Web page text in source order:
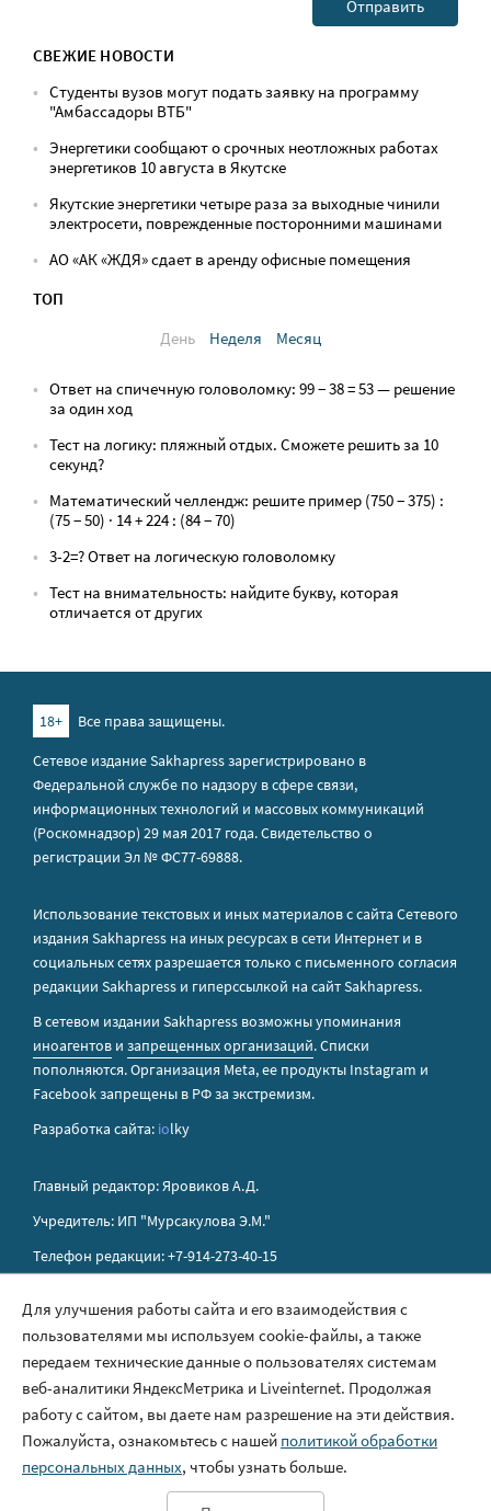
СВЕЖИЕ НОВОСТИ
Студенты вузов могут подать заявку на программу
"Амбассадоры ВТБ"
Энергетики сообщают о срочных неотложных работах
энергетиков 10 августа в Якутске
Якутские энергетики четыре раза за выходные чинили
электросети, поврежденные посторонними машинами
АО «АК «ЖДЯ» сдает в аренду офисные помещения
ТОП
День
Неделя Месяц
Ответ на спичечную головоломку: 99 − 38 = 53 — решение
за один ход
Тест на логику: пляжный отдых. Сможете решить за 10
секунд?
Математический челлендж: решите пример (750 − 375) :
(75 − 50) · 14 + 224 : (84 − 70)
3-2=? Ответ на логическую головоломку
Тест на внимательность: найдите букву, которая
отличается от других
18+
Все права защищены.
Сетевое издание Sakhapress зарегистрировано в
Федеральной службе по надзору в сфере связи,
информационных технологий и массовых коммуникаций
(Роскомнадзор) 29 мая 2017 года. Свидетельство о
регистрации Эл № ФС77-69888.
Использование текстовых и иных материалов с сайта Сетевого
издания Sakhapress на иных ресурсах в сети Интернет и в
социальных сетях разрешается только с письменного согласия
редакции Sakhapress и гиперссылкой на сайт Sakhapress.
В сетевом издании Sakhapress возможны упоминания
иноагентов и запрещенных организаций. Списки
пополняются. Организация Metа, ее продукты Instagram и
Facebook запрещены в РФ за экстремизм.
Разработка сайта: iolky
Главный редактор: Яровиков А.Д.
Учредитель: ИП "Мурсакулова Э.М."
Телефон редакции: +7-914-273-40-15
Политика обработки персональных данных
Размещение рекламы
Контакты
Для улучшения работы сайта и его взаимодействия с
пользователями мы используем cookie-файлы, а также
передаем технические данные о пользователях системам
веб-аналитики ЯндексМетрика и Liveinternet. Продолжая
работу с сайтом, вы даете нам разрешение на эти действия.
Пожалуйста, ознакомьтесь с нашей политикой обработки
персональных данных, чтобы узнать больше.